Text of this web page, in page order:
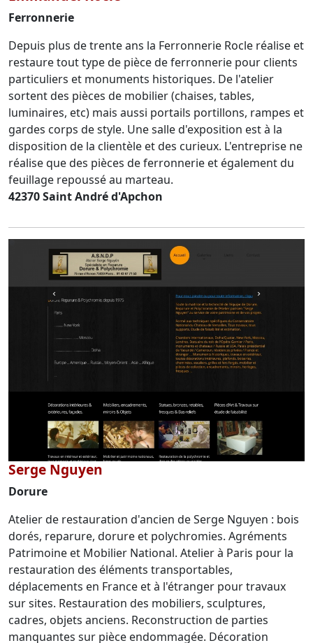
Ferronnerie
Depuis plus de trente ans la Ferronnerie Rocle réalise et
restaure tout type de pièce de ferronnerie pour clients
particuliers et monuments historiques. De l'atelier
sortent des pièces de mobilier (chaises, tables,
luminaires, etc) mais aussi portails portillons, rampes et
gardes corps de style. Une salle d'exposition est à la
disposition de la clientèle et des curieux. L'entreprise ne
réalise que des pièces de ferronnerie et également du
feuillage repoussé au marteau.
42370 Saint André d'Apchon
Serge Nguyen
Dorure
Atelier de restauration d'ancien de Serge Nguyen : bois
dorés, reparure, dorure et polychromies. Agréments
Patrimoine et Mobilier National. Atelier à Paris pour la
restauration des éléments transportables,
déplacements en France et à l'étranger pour travaux
sur sites. Restauration des mobiliers, sculptures,
cadres, objets anciens. Reconstruction de parties
manquantes sur pièce endommagée. Décoration